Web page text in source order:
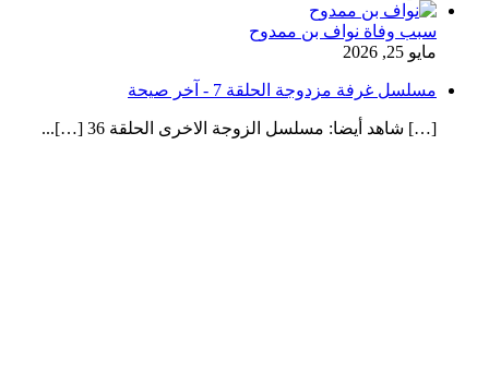
سبب وفاة نواف بن ممدوح
مايو 25, 2026
مسلسل غرفة مزدوجة الحلقة 7 - آخر صيحة
[…] شاهد أيضا: مسلسل الزوجة الاخرى الحلقة 36 […]...